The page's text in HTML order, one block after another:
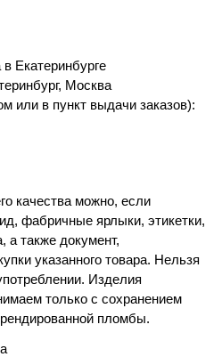
Екатеринбурге
Москва
или в пункт выдачи заказов):
качества можно, если
фабричные ярлыки, этикетки,
а также документ,
указанного товара. Нельзя
Изделия
только с сохранением
пломбы.